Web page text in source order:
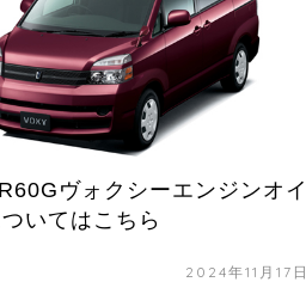
ヴォクシーエンジンオイ
いてはこちら
2024年11月17日